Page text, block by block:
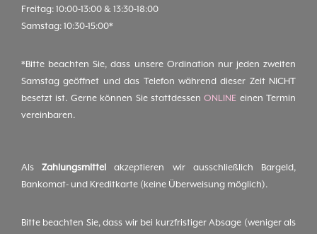
Freitag: 10:00-13:00 & 13:30-18:00
Samstag: 10:30-15:00*
*Bitte beachten Sie, dass unsere Ordination nur jeden zweiten
Samstag geöffnet und das Telefon während dieser Zeit NICHT
besetzt ist. Gerne können Sie stattdessenONLINE einen Termin
vereinbaren.
AlsZahlungsmittel akzeptieren wir ausschließlich Bargeld,
Bankomat- und Kreditkarte (keine Überweisung möglich).
Bitte beachten Sie, dass wir bei kurzfristiger Absage (weniger als